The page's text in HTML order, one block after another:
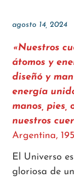
agosto 14, 2024
«Nuestros
átomos y
diseñó y
energía
manos, pies,
nuestros
Argentina,
El Universo
gloriosa de